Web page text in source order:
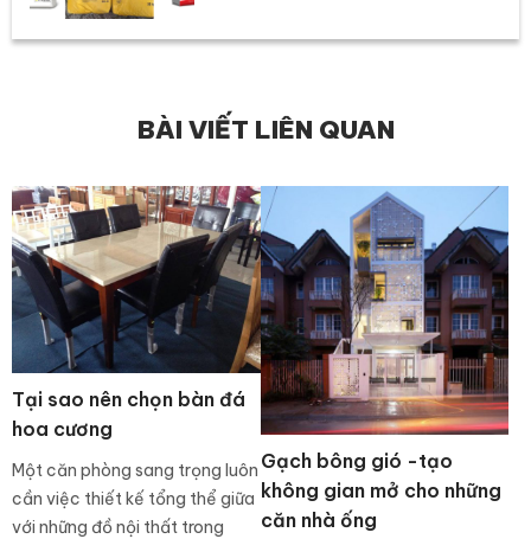
BÀI VIẾT LIÊN QUAN
Tại sao nên chọn bàn đá
hoa cương
Một căn phòng sang trọng luôn
cần việc thiết kế tổng thể giữa
với những đồ nội thất trong
Gạch bông gió -tạo
không gian mở cho những
căn nhà ống